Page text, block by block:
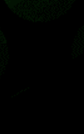
gratuita
360 a